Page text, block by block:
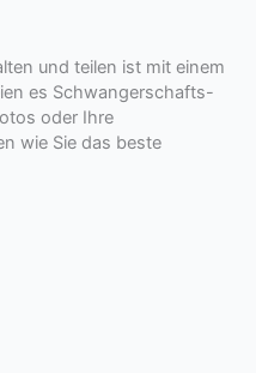
und teilen ist mit einem
es Schwangerschafts-
oder Ihre
wie Sie das beste